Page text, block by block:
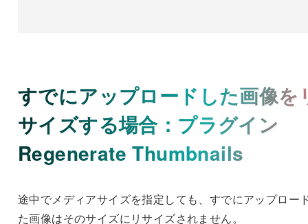
すでにアップロードした画像を
サイズする場合：プラグイン
Regenerate Thumbnails
途中でメディアサイズを指定しても、すでにアップロー
た画像はそのサイズにリサイズされません。